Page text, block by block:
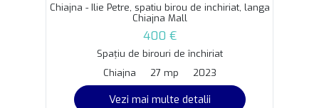
Chiajna - Ilie Petre, spatiu birou de inchiriat, langa
Chiajna Mall
400 €
Spațiu de birouri de închiriat
Chiajna
27 mp 2023
Vezi mai multe detalii